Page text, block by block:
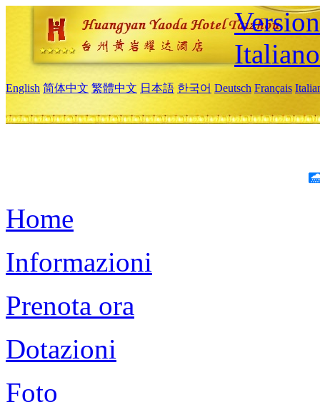
Italiano
English 简体中文 繁體中文 日本語 한국어 Deutsch Français
Home
Informazioni
Prenota ora
Dotazioni
Foto